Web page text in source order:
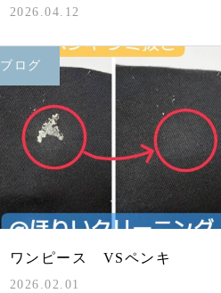
2026.04.12
ブログ
ワンピース VSペンキ
2026.02.01